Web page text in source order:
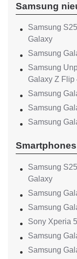
Samsung
Samsung
Galaxy
Samsung
Samsung
Galaxy Z Flip
Samsung
Samsung
Samsung
Smartphones
Samsung
Galaxy
Samsung
Samsung
Sony Xperia
Samsung
Samsung